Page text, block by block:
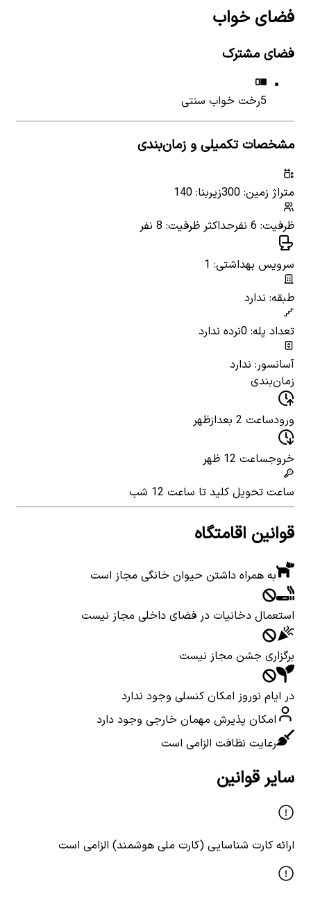
فضای خواب
فضای مشترک
5رخت خواب سنتی
مشخصات تکمیلی و زمان‌بندی
متراژ زمین: 300
زیربنا: 140
ظرفیت: 6 نفر
حداکثر ظرفیت: 8 نفر
سرویس بهداشتی: 1
طبقه: ندارد
تعداد پله: 0
نرده ندارد
آسانسور: ندارد
زمان‌بندی
ورودساعت 2 بعدازظهر
خروجساعت 12 ظهر
ساعت تحویل کلید تا ساعت 12 شب
قوانین اقامتگاه
به همراه داشتن حیوان خانگی مجاز است
استعمال دخانیات در فضای داخلی مجاز نیست
برگزاری جشن مجاز نیست
در ایام نوروز امکان کنسلی وجود ندارد
امکان پذیرش مهمان خارجی وجود دارد
رعایت نظافت الزامی است
سایر قوانین
ارائه کارت شناسایی (کارت ملی هوشمند) الزامی است